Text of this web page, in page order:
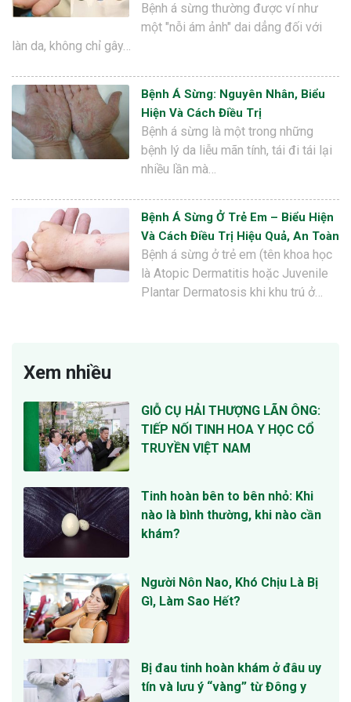
Bệnh á sừng thường được ví như
một "nỗi ám ảnh" dai dẳng đối với
làn da, không chỉ gây…
Bệnh Á Sừng: Nguyên Nhân, Biểu
Hiện Và Cách Điều Trị
Bệnh á sừng là một trong những
bệnh lý da liễu mãn tính, tái đi tái lại
nhiều lần mà…
Bệnh Á Sừng Ở Trẻ Em – Biểu Hiện
Và Cách Điều Trị Hiệu Quả, An Toàn
Bệnh á sừng ở trẻ em (tên khoa học
là Atopic Dermatitis hoặc Juvenile
Plantar Dermatosis khi khu trú ở…
Xem nhiều
GIỖ CỤ HẢI THƯỢNG LÃN ÔNG:
TIẾP NỐI TINH HOA Y HỌC CỔ
TRUYỀN VIỆT NAM
Tinh hoàn bên to bên nhỏ: Khi
nào là bình thường, khi nào cần
khám?
Người Nôn Nao, Khó Chịu Là Bị
Gì, Làm Sao Hết?
Bị đau tinh hoàn khám ở đâu uy
tín và lưu ý “vàng” từ Đông y